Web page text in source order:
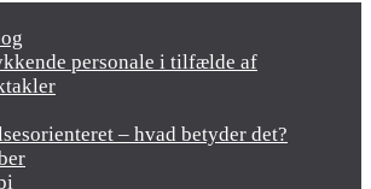
personale i tilfælde af
– hvad betyder det?